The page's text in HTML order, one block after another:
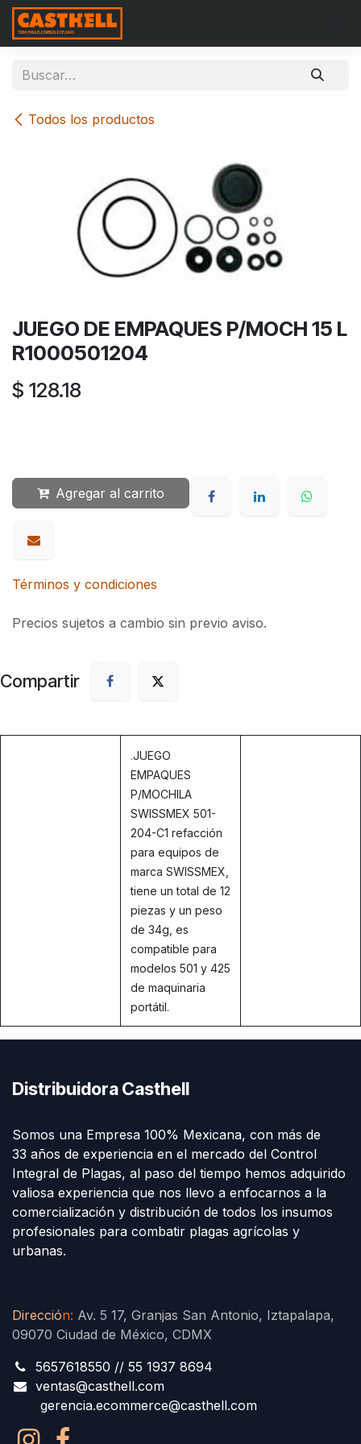
Ir al contenido
Todos los productos
JUEGO DE EMPAQUES P/MOCH 15 L
R1000501204
$ 128.18
Agregar al carrito
Términos y condiciones
Precios sujetos a cambio sin previo aviso.
Compartir
.JUEGO
EMPAQUES
P/MOCHILA
SWISSMEX 501-
204-C1 refacción
para equipos de
marca SWISSMEX,
tiene un total de 12
piezas y un peso
de 34g, es
compatible para
modelos 501 y 425
de maquinaria
portátil.
Distribuidora Casthell
Somos una Empresa 100% Mexicana, con más de
33 años de experiencia en el mercado del Control
Integral de Plagas, al paso del tiempo hemos adquirido
valiosa experiencia que nos llevo a enfocarnos a la
comercialización y distribución de todos los insumos
profesionales para combatir plagas agrícolas y
urbanas.
Dirección: Av. 5 17, Granjas San Antonio, Iztapalapa,
09070 Ciudad de México, CDMX
5657618550 // 55 1937 8694
ventas@casthell.com
gerencia.ecommerce@casthell.com